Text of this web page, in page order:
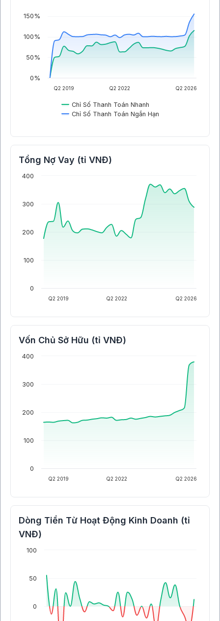
Chỉ Số Thanh Toán Nhanh
Chỉ Số Thanh Toán Ngắn Hạn
Q2 2019 Q2 2022 Q2 2026
0%
50%
100%
150%
Tổng Nợ Vay (tỉ VNĐ)
Q2 2019 Q2 2022 Q2 2026
0
100
200
300
400
Vốn Chủ Sở Hữu (tỉ VNĐ)
Q2 2019 Q2 2022 Q2 2026
0
100
200
300
400
Dòng Tiền Từ Hoạt Động Kinh Doanh (tỉ
VNĐ)
0
50
100